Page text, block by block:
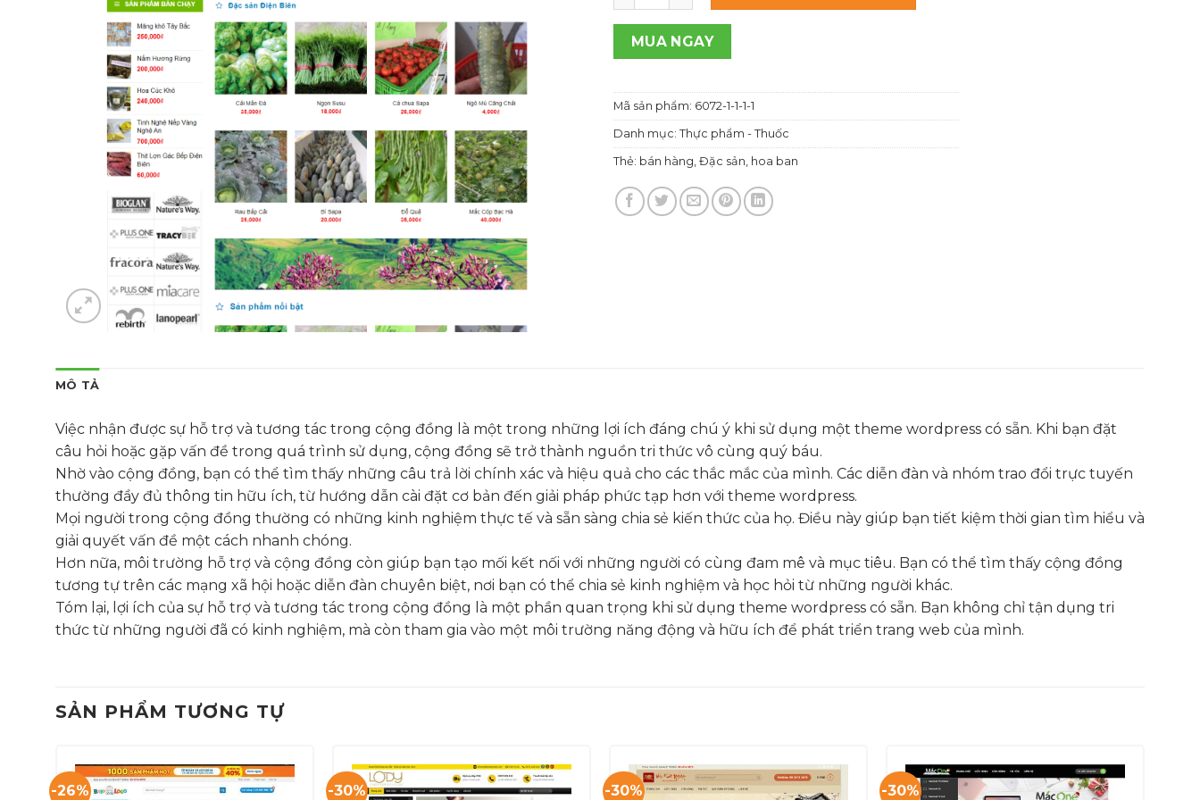
1,000,000 ₫.
là:
MUA NGAY
Mã sản phẩm: 6072-1-1-1-1
Danh mục: Thực phẩm - Thuốc
Thẻ: bán hàng Đặc sản hoa ban
MÔ TẢ
Việc nhận được sự hỗ trợ và tương tác trong cộng đồng là một trong những lợi ích đáng chú ý khi sử dụng một theme wordpress có sẵn. Khi bạn đặt
câu hỏi hoặc gặp vấn đề trong quá trình sử dụng, cộng đồng sẽ trở thành nguồn tri thức vô cùng quý báu.
Nhờ vào cộng đồng, bạn có thể tìm thấy những câu trả lời chính xác và hiệu quả cho các thắc mắc của mình. Các diễn đàn và nhóm trao đổi trực tuyến
thường đầy đủ thông tin hữu ích, từ hướng dẫn cài đặt cơ bản đến giải pháp phức tạp hơn với theme wordpress.
Mọi người trong cộng đồng thường có những kinh nghiệm thực tế và sẵn sàng chia sẻ kiến thức của họ. Điều này giúp bạn tiết kiệm thời gian tìm hiểu và
giải quyết vấn đề một cách nhanh chóng.
Hơn nữa, môi trường hỗ trợ và cộng đồng còn giúp bạn tạo mối kết nối với những người có cùng đam mê và mục tiêu. Bạn có thể tìm thấy cộng đồng
tương tự trên các mạng xã hội hoặc diễn đàn chuyên biệt, nơi bạn có thể chia sẻ kinh nghiệm và học hỏi từ những người khác.
Tóm lại, lợi ích của sự hỗ trợ và tương tác trong cộng đồng là một phần quan trọng khi sử dụng theme wordpress có sẵn. Bạn không chỉ tận dụng tri
thức từ những người đã có kinh nghiệm, mà còn tham gia vào một môi trường năng động và hữu ích để phát triển trang web của mình.
SẢN PHẨM TƯƠNG TỰ
-26% -30% -30% -30%